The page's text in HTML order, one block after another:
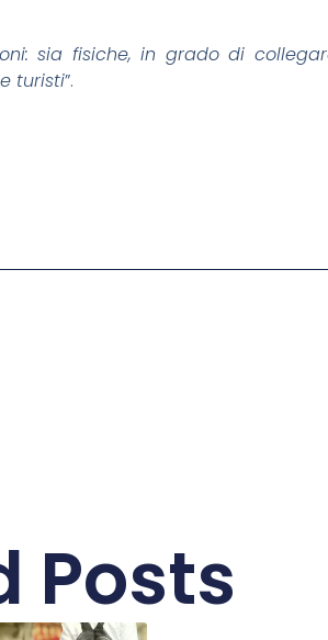
sia fisiche, in grado di
turisti”.
Posts